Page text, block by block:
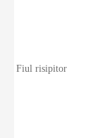
Fiul risipitor